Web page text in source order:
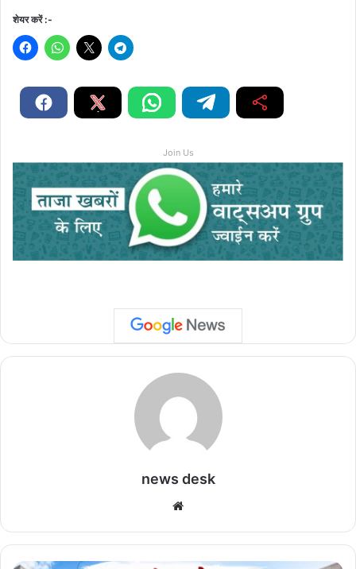
शेयर करें :-
Join Us
news desk
te